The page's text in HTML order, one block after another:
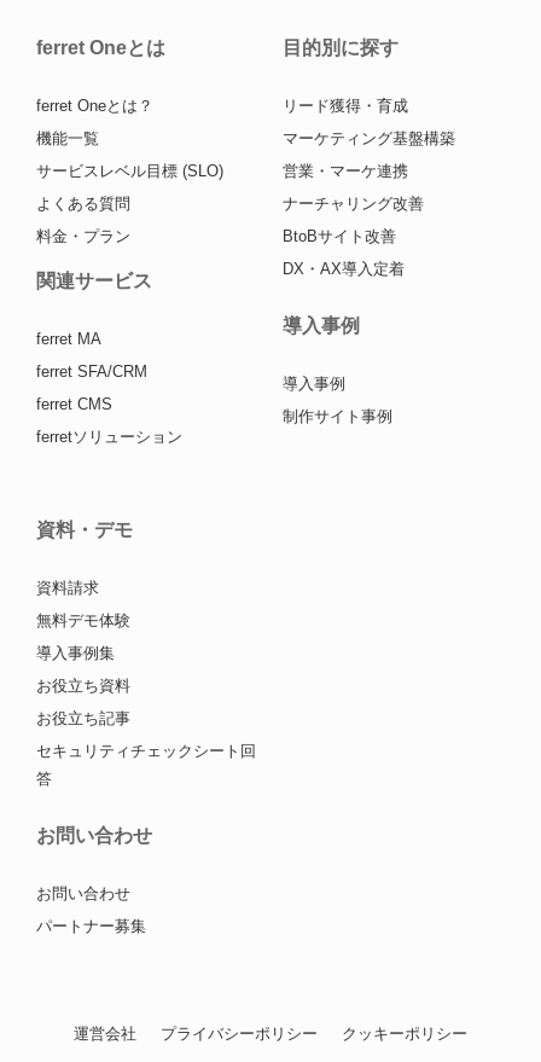
ferret Oneとは
ferret Oneとは？
機能一覧
サービスレベル目標 (SLO)
よくある質問
料金・プラン
関連サービス
ferret MA
ferret SFA/CRM
ferret CMS
ferretソリューション
目的別に探す
リード獲得・育成
マーケティング基盤構築
営業・マーケ連携
ナーチャリング改善
BtoBサイト改善
DX・AX導入定着
導入事例
導入事例
制作サイト事例
資料・デモ
資料請求
無料デモ体験
導入事例集
お役立ち資料
お役立ち記事
セキュリティチェックシート回
答
お問い合わせ
お問い合わせ
パートナー募集
運営会社 プライバシーポリシー クッキーポリシー